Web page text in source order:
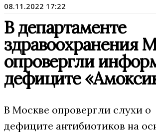
08.11.2022 17:22
В департаменте
здравоохранения
опровергли
дефиците
В Москве опровергли слухи о
дефиците антибиотиков на